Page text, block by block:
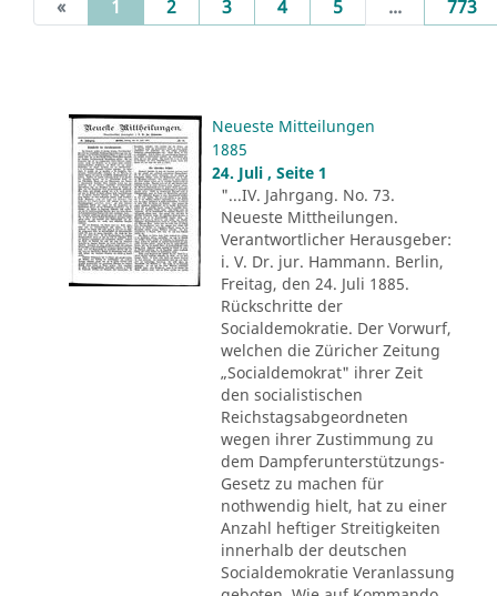
« 1 (current)
2 3 4 5 ... 773
Neueste Mitteilungen
1885
24. Juli , Seite 1
"...IV. Jahrgang. No. 73.
Neueste Mittheilungen.
Verantwortlicher Herausgeber:
i. V. Dr. jur. Hammann. Berlin,
Freitag, den 24. Juli 1885.
Rückschritte der
Socialdemokratie. Der Vorwurf,
welchen die Züricher Zeitung
„Socialdemokrat" ihrer Zeit
den socialistischen
Reichstagsabgeordneten
wegen ihrer Zustimmung zu
dem Dampferunterstützungs-
Gesetz zu machen für
nothwendig hielt, hat zu einer
Anzahl heftiger Streitigkeiten
innerhalb der deutschen
Socialdemokratie Veranlassung